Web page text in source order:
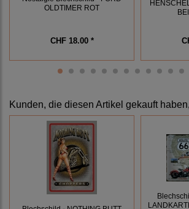
OLDTIMER ROT
CHF 18.00 *
Kunden, die diesen Artikel gekauft